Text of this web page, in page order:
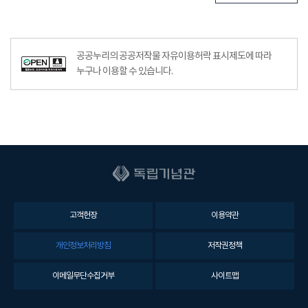
공공누리의 공공저작물 자유이용허락 표시제도에 따라
누구나 이용할 수 있습니다.
고객헌장 이용약관
개인정보처리방침 저작권정책
이메일무단수집거부 사이트맵